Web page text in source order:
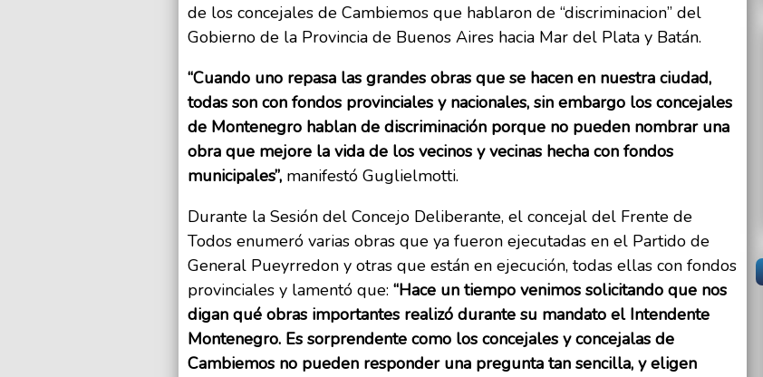
de los concejales de Cambiemos que hablaron de “discriminacion” del
Gobierno de la Provincia de Buenos Aires hacia Mar del Plata y Batán.
“Cuando uno repasa las grandes obras que se hacen en nuestra ciudad,
todas son con fondos provinciales y nacionales, sin embargo los concejales
de Montenegro hablan de discriminación porque no pueden nombrar una
obra que mejore la vida de los vecinos y vecinas hecha con fondos
municipales”, manifestó Guglielmotti.
Durante la Sesión del Concejo Deliberante, el concejal del Frente de
Todos enumeró varias obras que ya fueron ejecutadas en el Partido de
General Pueyrredon y otras que están en ejecución, todas ellas con fondos
provinciales y lamentó que: “Hace un tiempo venimos solicitando que nos
digan qué obras importantes realizó durante su mandato el Intendente
Montenegro. Es sorprendente como los concejales y concejalas de
Cambiemos no pueden responder una pregunta tan sencilla, y eligen